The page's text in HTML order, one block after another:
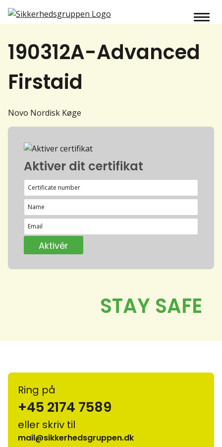
190312A-Advanced
Firstaid
Novo Nordisk Køge
Aktiver dit certifikat
Ring på
+45 2174 7589
eller skriv til
mail@sikkerhedsgruppen.dk